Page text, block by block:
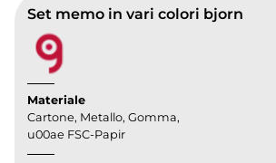
Set memo in vari colori bjorn
Materiale
Cartone, Metallo, Gomma,
u00ae FSC-Papir